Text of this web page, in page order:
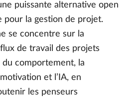
puissante alternative open
pour la gestion de projet.
se concentre sur la
de travail des projets
du comportement, la
et l’IA, en
les penseurs